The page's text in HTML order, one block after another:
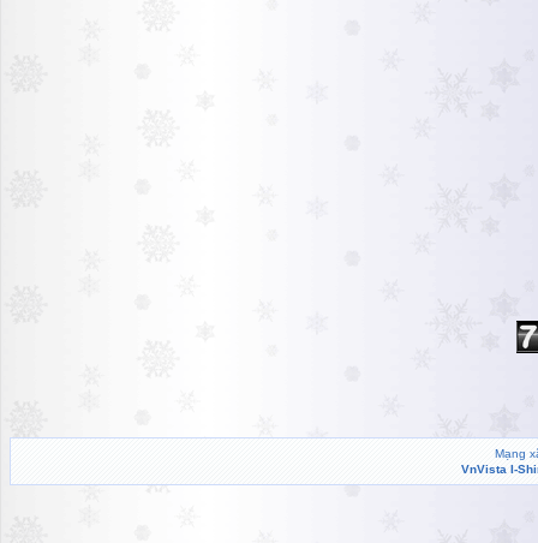
Mạng
VnVista I-